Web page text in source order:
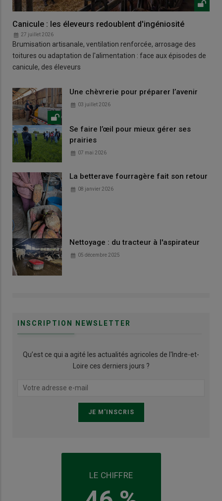
Canicule : les éleveurs redoublent d'ingéniosité
27 juillet 2026
Brumisation artisanale, ventilation renforcée, arrosage des
toitures ou adaptation de l'alimentation : face aux épisodes de
canicule, des éleveurs
Une chèvrerie pour préparer l’avenir
03 juillet 2026
Se faire l’œil pour mieux gérer ses
prairies
07 mai 2026
La betterave fourragère fait son retour
08 janvier 2026
Nettoyage : du tracteur à l'aspirateur
05 décembre 2025
INSCRIPTION NEWSLETTER
Qu’est ce qui a agité les actualités agricoles de l'Indre-et-
Loire ces derniers jours ?
LE CHIFFRE